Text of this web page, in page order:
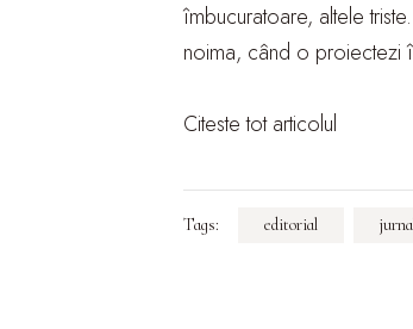
îmbucuratoare, altele
noima, când o proiectezi
Citeste tot articolul
Tags: editorial